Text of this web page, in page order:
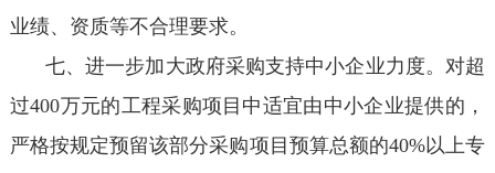
业绩、资质等不合理要求。
七、进一步加大政府采购支持中小企业力度。对超
过400万元的工程采购项目中适宜由中小企业提供的，
严格按规定预留该部分采购项目预算总额的40%以上专